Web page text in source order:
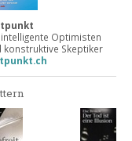
intelligente Optimisten
konstruktive Skeptiker